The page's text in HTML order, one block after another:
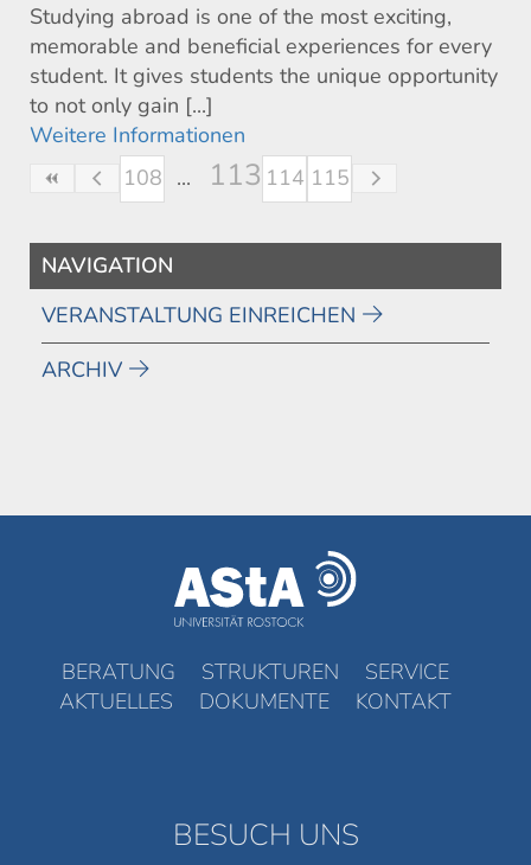
Studying abroad is one of the most exciting,
memorable and beneficial experiences for every
student. It gives students the unique opportunity
to not only gain [...]
Weitere Informationen
108
113 114 115
NAVIGATION
VERANSTALTUNG EINREICHEN
ARCHIV
BERATUNG STRUKTUREN
SERVICE
AKTUELLES
DOKUMENTE KONTAKT
BESUCH UNS